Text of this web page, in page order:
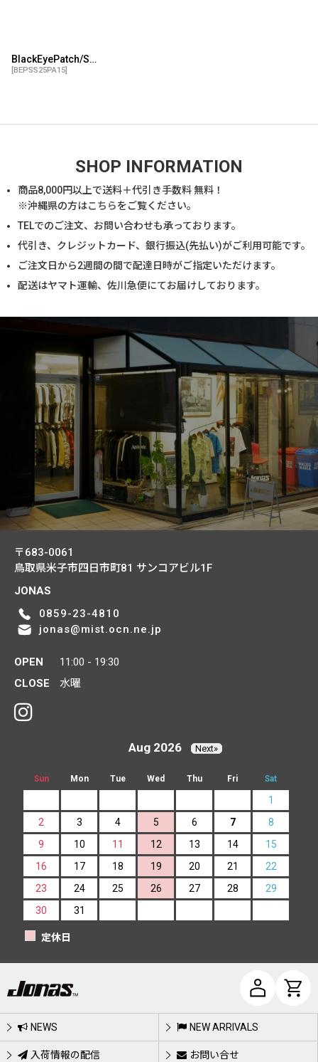
BlackEyePatch/SMALL HWC NYLON TRACK PANTS（BLACK）
[BEPSS25PA15]
SHOP INFORMATION
商品8,000円以上で送料＋代引き手数料 無料！
※沖縄県の方はこちらをご覧ください。
TELでのご注文、お問い合わせも承っております。
代引き、クレジットカード、銀行振込(先払い)がご利用可能です。
ご注文日から2週間の間で配達日時がご指定いただけます。
配送はヤマト運輸、佐川急便にてお届けしております。
〒683-0061
鳥取県米子市四日市町81 サンコアビル1F
JONAS
0859-23-4810
jonas@mist.ocn.ne.jp
OPEN
11:00 - 19:30
CLOSE
水曜
Aug 2026 Next»
Sun Mon Tue Wed Thu Fri Sat
1
2
3 4 5 6 7
8
9
10 11 12 13 14
15
16
17 18 19 20 21
22
23
24 25 26 27 28
29
30
31
定休日
NEWS NEW ARRIVALS
入荷情報の配信 お問い合せ